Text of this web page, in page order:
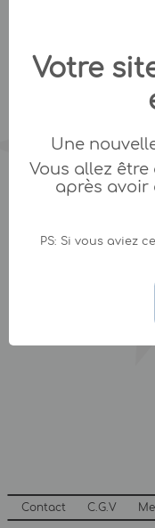
Contact C.G.V
Votre
Une
Vous allez
après avoir
PS: Si vous aviez